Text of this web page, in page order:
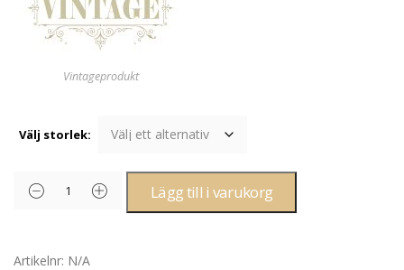
Vintageprodukt
Välj storlek:
Lägg till i varukorg
Artikelnr: N/A